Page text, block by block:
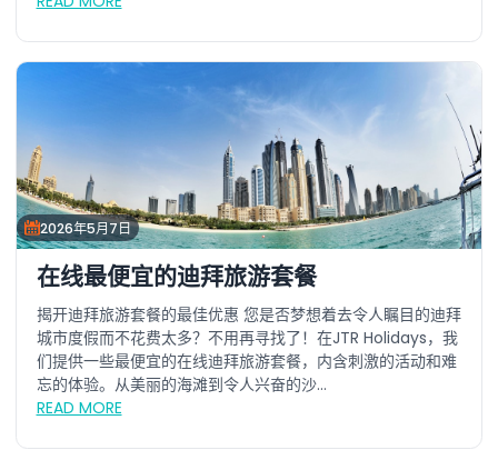
2026年5月7日
在线最便宜的迪拜旅游套餐
揭开迪拜旅游套餐的最佳优惠 您是否梦想着去令人瞩目的迪拜
城市度假而不花费太多？不用再寻找了！在JTR Holidays，我
们提供一些最便宜的在线迪拜旅游套餐，内含刺激的活动和难
忘的体验。从美丽的海滩到令人兴奋的沙...
READ MORE